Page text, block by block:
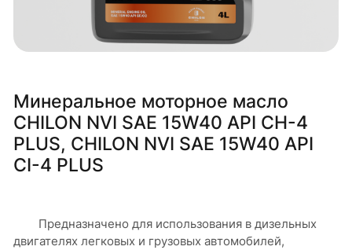
Минеральное моторное масло
CHILON NVI SAE 15W40 API CH-4
PLUS, CHILON NVI SAE 15W40 API
CI-4 PLUS
Предназначено для использования в дизельных
двигателях легковых и грузовых автомобилей,